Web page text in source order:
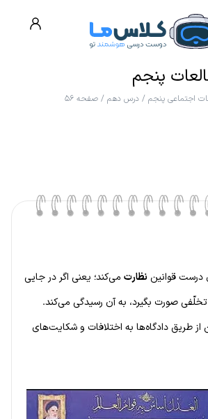
اجتماعی پنجم / درس دهم / صفحه ۵۶
درست قوانین نظارت می‌کند؛ یعنی اگر در جایی
صورت بگیرد، به آن رسیدگی می‌کند.
طریق دادگاه‌ها به اختلافات و شکایت‌های